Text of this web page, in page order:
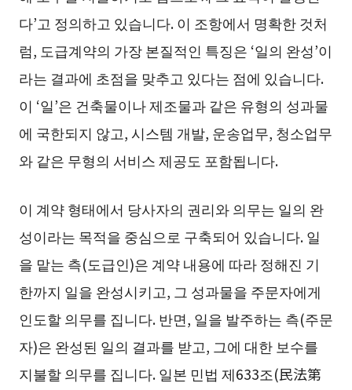
다’고 정의하고 있습니다. 이 조항에서 명확한 것처
럼, 도급계약의 가장 본질적인 특징은 ‘일의 완성’이
라는 결과에 초점을 맞추고 있다는 점에 있습니다.
이 ‘일’은 건축물이나 제조물과 같은 유형의 성과물
에 국한되지 않고, 시스템 개발, 운송업무, 청소업무
와 같은 무형의 서비스 제공도 포함됩니다.
이 계약 형태에서 당사자의 권리와 의무는 일의 완
성이라는 목적을 중심으로 구축되어 있습니다. 일
을 맡는 측(도급인)은 계약 내용에 따라 정해진 기
한까지 일을 완성시키고, 그 성과물을 주문자에게
인도할 의무를 집니다. 반면, 일을 발주하는 측(주문
자)은 완성된 일의 결과를 받고, 그에 대한 보수를
지불할 의무를 집니다. 일본 민법 제633조(民法第